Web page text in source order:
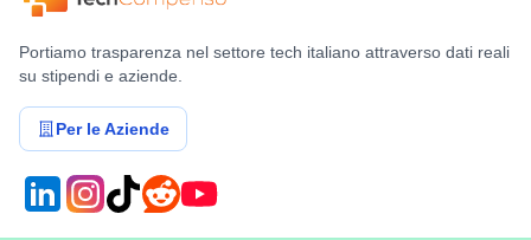
Portiamo trasparenza nel settore tech italiano attraverso dati reali
su stipendi e aziende.
Per le Aziende